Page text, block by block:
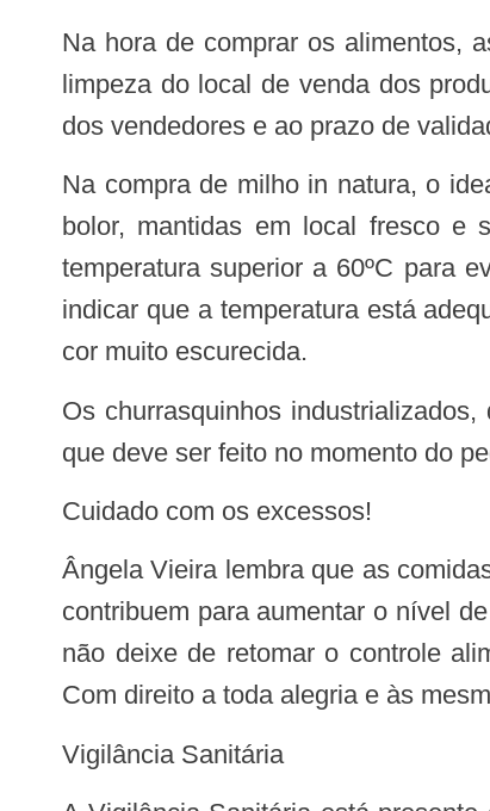
Na hora de comprar os alimentos, as pessoas também devem ter cuidado. É preciso estar atentas às condições de higiene e
limpeza do local de venda dos
dos vendedores e ao prazo de
Na compra de milho in natura, o ideal é escolher espigas inteiras, com cascas íntegras, verdes, grãos firmes e sem pontos de
bolor, mantidas em local fresco e
temperatura superior a 60ºC para
indicar que a temperatura está
cor muito escurecida.
Os churrasquinhos industrializados, queijo coalho e cachorro-quente merecem atenção e cuidado em relação ao seu preparo,
que deve ser feito no momento do
Cuidado com os excessos!
Ângela Vieira lembra que as comidas juninas normalmente são muito calóricas e, quando consumidas em grandes quantidades,
contribuem para aumentar o nível
não deixe de retomar o controle
Com direito a toda alegria e às
Vigilância Sanitária